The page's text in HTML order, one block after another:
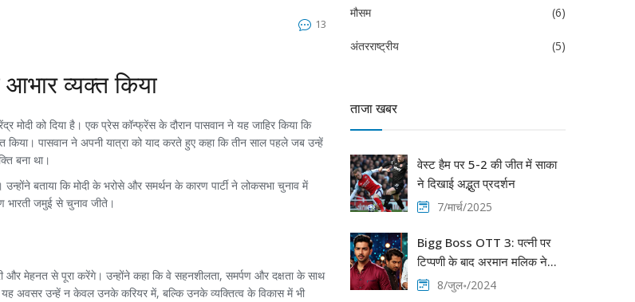
13
आभार व्यक्त किया
मोदी को दिया है। एक प्रेस कॉन्फ्रेंस के दौरान पासवान ने यह जाहिर किया कि
किया। पासवान ने अपनी यात्रा को याद करते हुए कहा कि तीन साल पहले जब उन्हें
बना था।
उन्होंने बताया कि मोदी के भरोसे और समर्थन के कारण पार्टी ने लोकसभा चुनाव में
भारती जमुई से चुनाव जीते।
और मेहनत से पूरा करेंगे। उन्होंने कहा कि वे सहनशीलता, समर्पण और दक्षता के साथ
यह अवसर उन्हें न केवल उनके करियर में, बल्कि उनके व्यक्तित्व के विकास में भी
मौसम (6)
अंतरराष्ट्रीय (5)
ताजा खबर
वेस्ट हैम पर 5-2 की जीत में साका
ने दिखाई अद्भुत प्रदर्शन
7/मार्च/2025
Bigg Boss OTT 3: पत्नी पर
टिप्पणी के बाद अरमान मलिक ने
विशाल पांडे को थप्पड़ मारा, पूरे
8/जुल॰/2024